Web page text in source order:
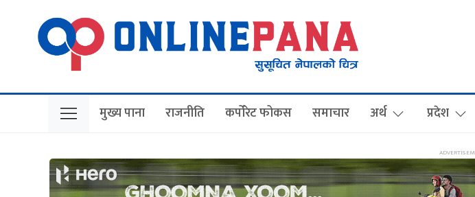
मुख्य पाना राजनीति कर्पोरेट फोकस समाचार अर्थ प्रदेश